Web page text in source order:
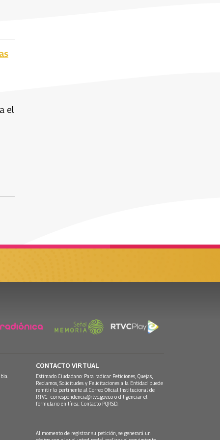
el
CONTACTO VIRTUAL
Estimado Ciudadano: Para radicar Peticiones, Quejas,
Reclamos, Solicitudes y Felicitaciones a la Entidad puede
remitir lo pertinente al Correo Oficial Institucional de
RTVC correspondencia@rtvc.gov.co o diligenciar el
formulario en línea: Contacto PQRSD.
Al momento de registrar su petición, se generará un